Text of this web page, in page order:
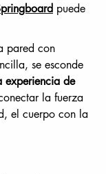
puede
pared con
se esconde
experiencia de
la fuerza
el cuerpo con la